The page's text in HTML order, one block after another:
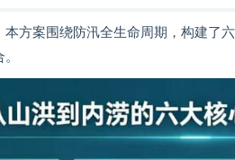
方案围绕防汛全生命周期，构建了